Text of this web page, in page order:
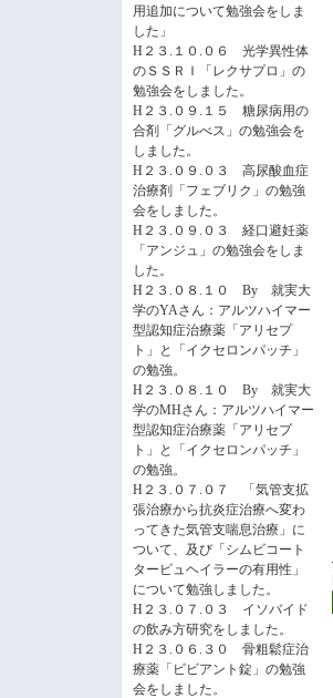
用追加について勉強会をしま
した」
H２３.１０.０６ 光学異性体
のＳＳＲＩ「レクサプロ」の
勉強会をしました。
H２３.０９.１５ 糖尿病用の
合剤「グルべス」の勉強会を
しました。
H２３.０９.０３ 高尿酸血症
治療剤「フェブリク」の勉強
会をしました。
H２３.０９.０３ 経口避妊薬
「アンジュ」の勉強会をしま
した。
H２３.０８.１０ By 就実大
学のYAさん：アルツハイマー
型認知症治療薬「アリセプ
ト」と「イクセロンパッチ」
の勉強。
H２３.０８.１０ By 就実大
学のMHさん：アルツハイマー
型認知症治療薬「アリセプ
ト」と「イクセロンパッチ」
の勉強。
H２３.０７.０７ 「気管支拡
張治療から抗炎症治療へ変わ
ってきた気管支喘息治療」に
ついて、及び「シムビコート
タービュヘイラーの有用性」
について勉強しました。
H２３.０７.０３ イソバイド
の飲み方研究をしました。
H２３.０６.３０ 骨粗鬆症治
療薬「ビビアント錠」の勉強
会をしました。